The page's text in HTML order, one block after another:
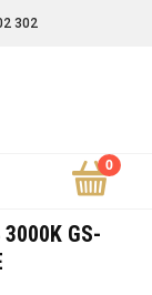
302
3000K GS-